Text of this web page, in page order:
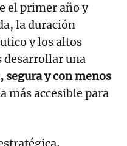
el primer año y
la duración
y los altos
desarrollar una
segura y con menos
más accesible para